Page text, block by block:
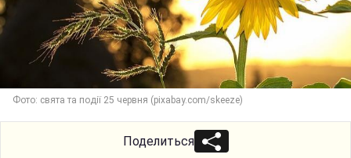
Фото: свята та події 25 червня (pixabay.com/skeeze)
Поделиться